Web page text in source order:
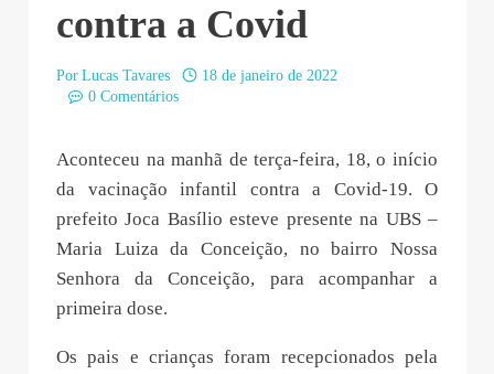
contra a Covid
Por Lucas Tavares
18 de janeiro de 2022
0 Comentários
Aconteceu na manhã de terça-feira, 18, o início
da vacinação infantil contra a Covid-19. O
prefeito Joca Basílio esteve presente na UBS –
Maria Luiza da Conceição, no bairro Nossa
Senhora da Conceição, para acompanhar a
primeira dose.
Os pais e crianças foram recepcionados pela